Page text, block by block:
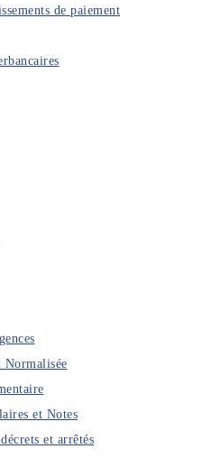
de paiement
et Notes
et arrêtés